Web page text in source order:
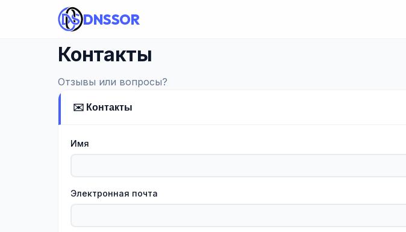
DNSSOR
Контакты
Отзывы или вопросы?
✉️ Контакты
Имя
Электронная почта